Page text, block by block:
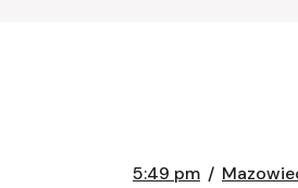
5:49 pm